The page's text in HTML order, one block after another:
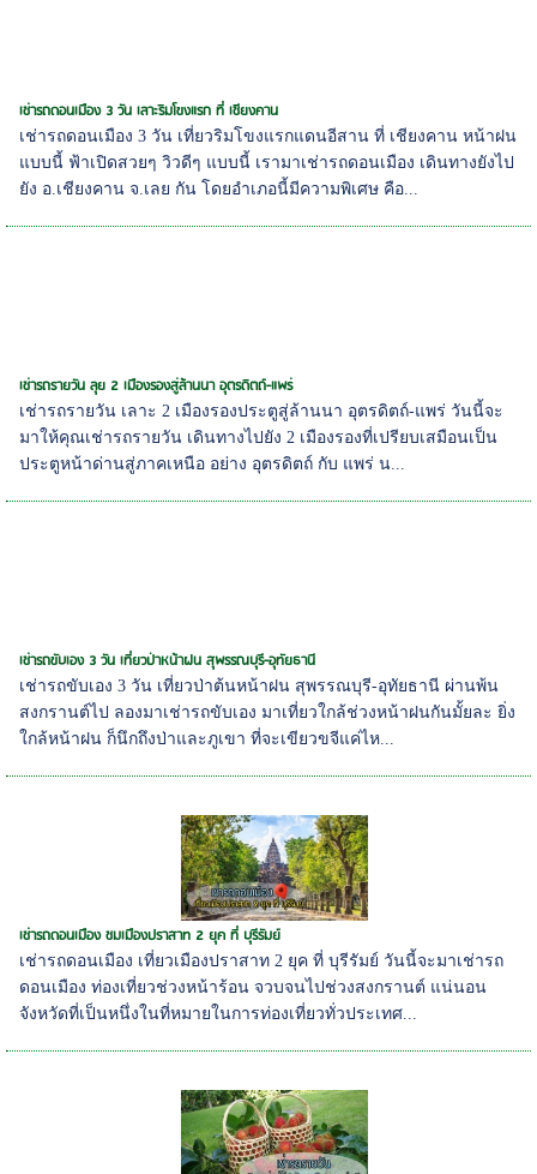
เช่ารถดอนเมือง 3 วัน เลาะริมโขงแรก ที่ เชียงคาน
เช่ารถดอนเมือง 3 วัน เที่ยวริมโขงแรกแดนอีสาน ที่ เชียงคาน หน้าฝน
แบบนี้ ฟ้าเปิดสวยๆ วิวดีๆ แบบนี้ เรามาเช่ารถดอนเมือง เดินทางยังไป
ยัง อ.เชียงคาน จ.เลย กัน โดยอำเภอนี้มีความพิเศษ คือ...
เช่ารถรายวัน ลุย 2 เมืองรองสู่ล้านนา อุตรดิตถ์-แพร่
เช่ารถรายวัน เลาะ 2 เมืองรองประตูสู่ล้านนา อุตรดิตถ์-แพร่ วันนี้จะ
มาให้คุณเช่ารถรายวัน เดินทางไปยัง 2 เมืองรองที่เปรียบเสมือนเป็น
ประตูหน้าด่านสู่ภาคเหนือ อย่าง อุตรดิตถ์ กับ แพร่ น...
เช่ารถขับเอง 3 วัน เที่ยวป่าหน้าฝน สุพรรณบุรี-อุทัยธานี
เช่ารถขับเอง 3 วัน เที่ยวป่าต้นหน้าฝน สุพรรณบุรี-อุทัยธานี ผ่านพ้น
สงกรานต์ไป ลองมาเช่ารถขับเอง มาเที่ยวใกล้ช่วงหน้าฝนกันมั้ยละ ยิ่ง
ใกล้หน้าฝน ก็นึกถึงป่าและภูเขา ที่จะเขียวขจีแค่ไห...
เช่ารถดอนเมือง ชมเมืองปราสาท 2 ยุค ที่ บุรีรัมย์
เช่ารถดอนเมือง เที่ยวเมืองปราสาท 2 ยุค ที่ บุรีรัมย์ วันนี้จะมาเช่ารถ
ดอนเมือง ท่องเที่ยวช่วงหน้าร้อน จวบจนไปช่วงสงกรานต์ แน่นอน
จังหวัดที่เป็นหนึ่งในที่หมายในการท่องเที่ยวทั่วประเทศ...